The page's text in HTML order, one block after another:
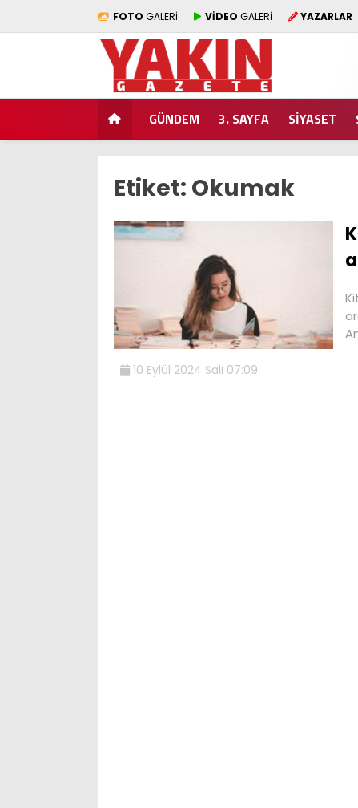
FOTO GALERİ VİDEO GALERİ YAZARLAR
GÜNDEM 3. SAYFA SİYASET
Etiket: Okumak
10 Eylül 2024 Salı 07:09